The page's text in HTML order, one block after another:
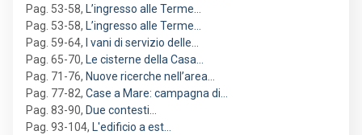
Pag. 53-58, L’ingresso alle Terme…
Pag. 53-58, L’ingresso alle Terme…
Pag. 59-64,
I vani di servizio delle…
Pag. 65-70, Le cisterne della Casa…
Pag. 71-76, Nuove ricerche nell’area…
Pag. 77-82, Case a Mare: campagna di…
Pag. 83-90, Due contesti…
Pag. 93-104, L'edificio a est…